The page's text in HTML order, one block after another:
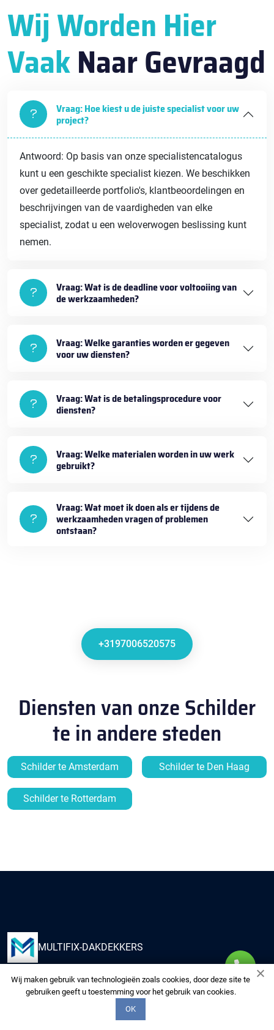
Wij Worden Hier
VaakNaar Gevraagd
Vraag: Hoe kiest u de juiste specialist voor uw
project?
Antwoord: Op basis van onze specialistencatalogus
kunt u een geschikte specialist kiezen. We beschikken
over gedetailleerde portfolio's, klantbeoordelingen en
beschrijvingen van de vaardigheden van elke
specialist, zodat u een weloverwogen beslissing kunt
nemen.
Vraag: Wat is de deadline voor voltooiing van
de werkzaamheden?
Vraag: Welke garanties worden er gegeven
voor uw diensten?
Vraag: Wat is de betalingsprocedure voor
diensten?
Vraag: Welke materialen worden in uw werk
gebruikt?
Vraag: Wat moet ik doen als er tijdens de
werkzaamheden vragen of problemen
ontstaan?
+3197006520575
Diensten van onze Schilder
te in andere steden
Schilder te Amsterdam Schilder te Den Haag
Schilder te Rotterdam
Wij maken gebruik van technologieën zoals cookies, door deze site te
gebruiken geeft u toestemming voor het gebruik van cookies.
OK
MULTIFIX-DAKDEKKERS
Kies ons om uw huis te voorzien van kwaliteitsdiensten
van onze multidisciplinaire experts. Wij zorgen voor uw
woning alsof het de onze is.